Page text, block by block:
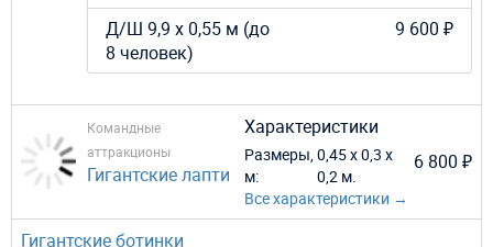
Д/Ш 9,9 х 0,55 м (до
8 человек)
9 600 ₽
Командные
аттракционы
Гигантские лапти
Характеристики
Размеры,
м:
0,45 х 0,3 х
0,2 м.
Все характеристики →
6 800 ₽
Гигантские ботинки